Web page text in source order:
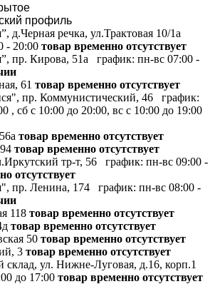
профиль
д.Черная речка, ул.Трактовая 10/1а
- 20:00 товар временно отсутствует
пр. Кирова, 51а
график: пн-вс 07:00 -
61 товар временно отсутствует
пр. Коммунистический, 46
график:
, сб с 10:00 до 20:00, вс с 10:00 до 19:00
товар временно отсутствует
товар временно отсутствует
тр-т, 56
график: пн-вс 09:00 -
отсутствует
пр. Ленина, 174
график: пн-вс 08:00 -
118 товар временно отсутствует
товар временно отсутствует
50 товар временно отсутствует
3 товар временно отсутствует
ул. Нижне-Луговая, д.16, корп.1
до 17:00 товар временно отсутствует